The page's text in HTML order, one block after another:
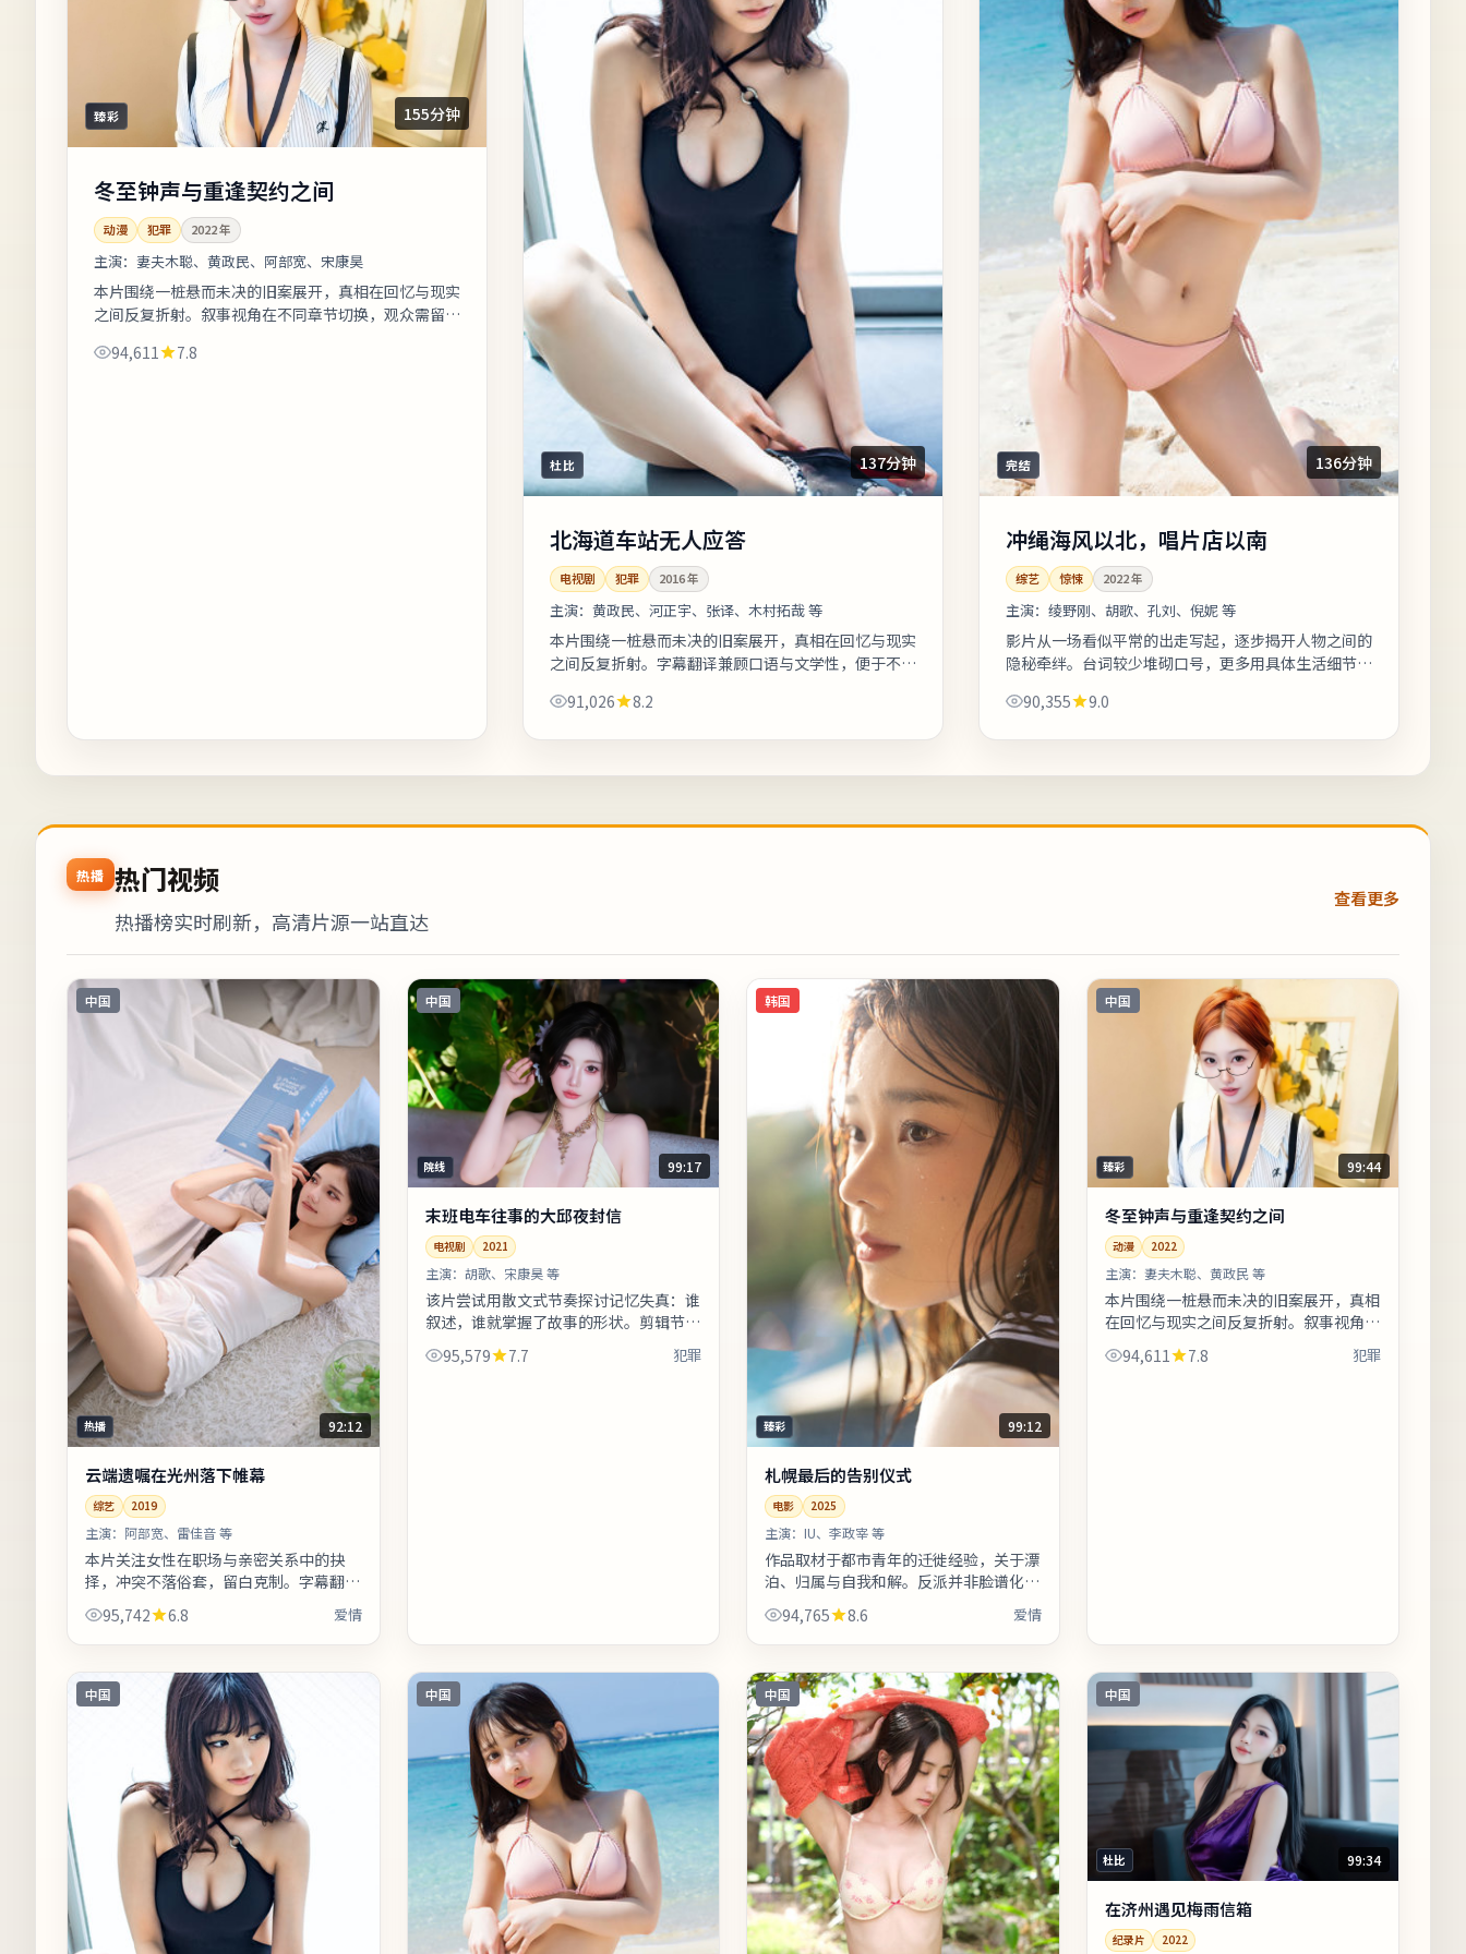
臻彩 155分钟
冬至钟声与重逢契约之间
动漫 犯罪 2022年
主演： 妻夫木聪、黄政民、阿部宽、宋康昊
本片围绕一桩悬而未决的旧案展开，真相在回忆与现实
之间反复折射。叙事视角在不同章节切换，观众需留意
可向幕后岗位致敬。《冬至钟声与重...
94,611 7.8
杜比 137分钟
北海道车站无人应答
电视剧 犯罪 2016年
主演： 黄政民、河正宇、张译、木村拓哉 等
本片围绕一桩悬而未决的旧案展开，真相在回忆与现实
之间反复折射。字幕翻译兼顾口语与文学性，便于不同
地域符号与文化语境值得关注。《北...
91,026 8.2
完结 136分钟
冲绳海风以北，唱片店以南
综艺 惊悚 2022年
主演： 绫野刚、胡歌、孔刘、倪妮 等
影片从一场看似平常的出走写起，逐步揭开人物之间的
隐秘牵绊。台词较少堆砌口号，更多用具体生活细节支
若追求纯爽片场面需自行权衡。《冲...
90,355 9.0
热播 热门视频
热播榜实时刷新，高清片源一站直达
查看更多
中国
热播 92:12
云端遗嘱在光州落下帷幕
综艺 2019
主演： 阿部宽、雷佳音 等
本片关注女性在职场与亲密关系中的抉
择，冲突不落俗套，留白克制。字幕翻译
兼顾口语与文学性，便于不同年龄段观众
理解。适合喜欢细腻叙事与现实质感的观
95,742 6.8 爱情
中国
院线 99:17
末班电车往事的大邱夜封信
电视剧 2021
主演： 胡歌、宋康昊 等
该片尝试用散文式节奏探讨记忆失真：谁
叙述，谁就掌握了故事的形状。剪辑节奏
偏慢性，适合愿意沉浸的观众；若偏好快
节奏可酌情快进前半。影片中出现的地
95,579 7.7 犯罪
韩国
臻彩 99:12
札幌最后的告别仪式
电影 2025
主演： IU、李政宰 等
作品取材于都市青年的迁徙经验，关于漂
泊、归属与自我和解。反派并非脸谱化恶
人，动机交代完整，使冲突更具现实刺痛
感。上线之后口碑分化属正常现象，建
94,765 8.6 爱情
中国
臻彩 99:44
冬至钟声与重逢契约之间
动漫 2022
主演： 妻夫木聪、黄政民 等
本片围绕一桩悬而未决的旧案展开，真相
在回忆与现实之间反复折射。叙事视角在
不同章节切换，观众需留意时间标注以免
迷路。片尾字幕包含幕后花絮名单，影
94,611 7.8 犯罪
中国 中国 中国 中国
杜比 99:34
在济州遇见梅雨信箱
纪录片 2022